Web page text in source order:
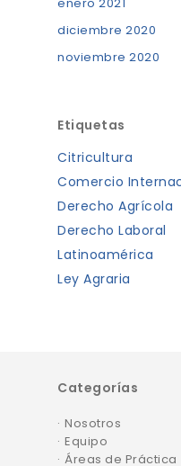
diciembre 2020
noviembre 2020
Etiquetas
Citricultura
Comercio
Derecho Agrícola
Derecho Laboral
Latinoamérica
Ley Agraria
Categorías
Nosotros
Equipo
Áreas de Práctica